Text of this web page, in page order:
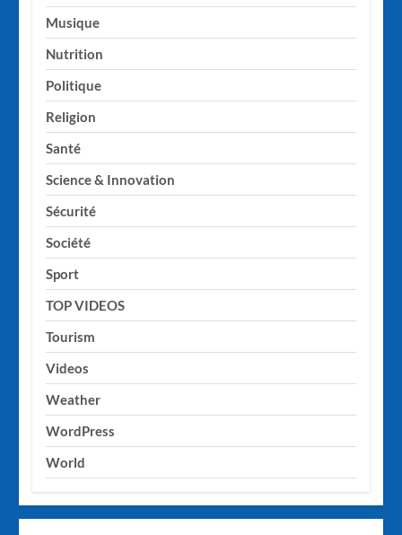
Musique
Nutrition
Politique
Religion
Santé
Science & Innovation
Sécurité
Société
Sport
TOP VIDEOS
Tourism
Videos
Weather
WordPress
World